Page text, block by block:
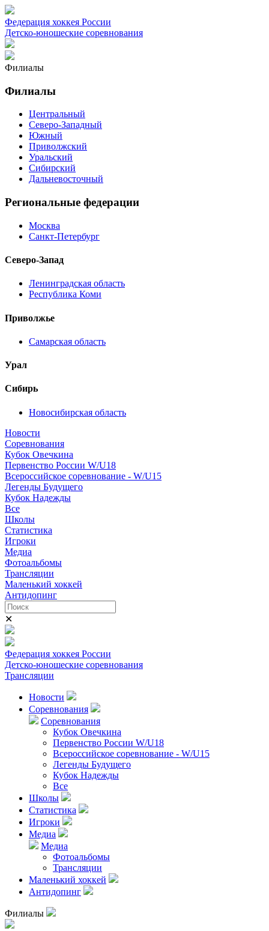
Федерация хоккея России
Детско-юношеские соревнования
Филиалы
Филиалы
Центральный
Северо-Западный
Южный
Приволжский
Уральский
Сибирский
Дальневосточный
Региональные федерации
Москва
Санкт-Петербург
Северо-Запад
Ленинградская область
Республика Коми
Приволжье
Самарская область
Урал
Сибирь
Новосибирская область
Новости
Соревнования
Кубок Овечкина
Первенство России W/U18
Всероссийское соревнование - W/U15
Легенды Будущего
Кубок Надежды
Все
Школы
Статистика
Игроки
Медиа
Фотоальбомы
Трансляции
Маленький хоккей
Антидопинг
✕
Федерация хоккея России
Детско-юношеские соревнования
Трансляции
Новости
Соревнования
Соревнования
Кубок Овечкина
Первенство России W/U18
Всероссийское соревнование - W/U15
Легенды Будущего
Кубок Надежды
Все
Школы
Статистика
Игроки
Медиа
Медиа
Фотоальбомы
Трансляции
Маленький хоккей
Антидопинг
Филиалы